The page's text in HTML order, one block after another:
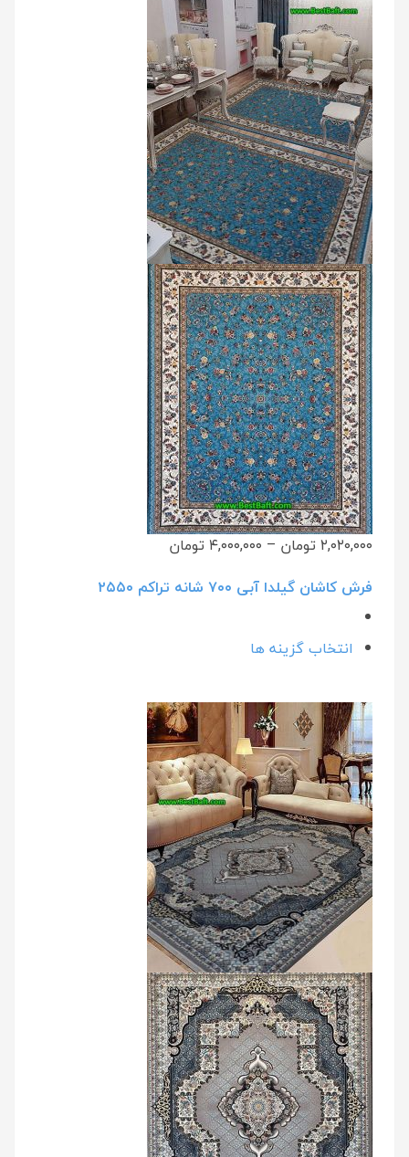
۲,۰۲۰,۰۰۰ تومان – ۴,۰۰۰,۰۰۰ تومان
فرش کاشان گیلدا آبی ۷۰۰ شانه تراکم ۲۵۵۰
انتخاب گزینه ها